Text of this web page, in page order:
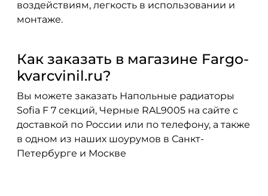
воздействиям, легкость в использовании и
монтаже.
Как заказать в магазине Fargo-
kvarcvinil.ru?
Вы можете заказать Напольные радиаторы
Sofia F 7 секций, Черные RAL9005 на сайте с
доставкой по России или по телефону, а также
в одном из наших шоурумов в Санкт-
Петербурге и Москве